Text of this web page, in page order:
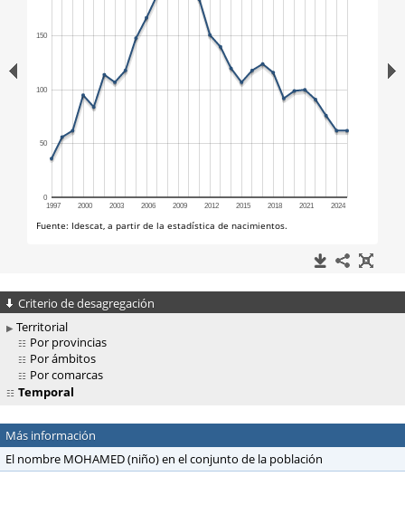
Criterio de desagregación
Territorial
Por provincias
Por ámbitos
Por comarcas
Temporal
Más información
El nombre MOHAMED (niño) en el conjunto de la población